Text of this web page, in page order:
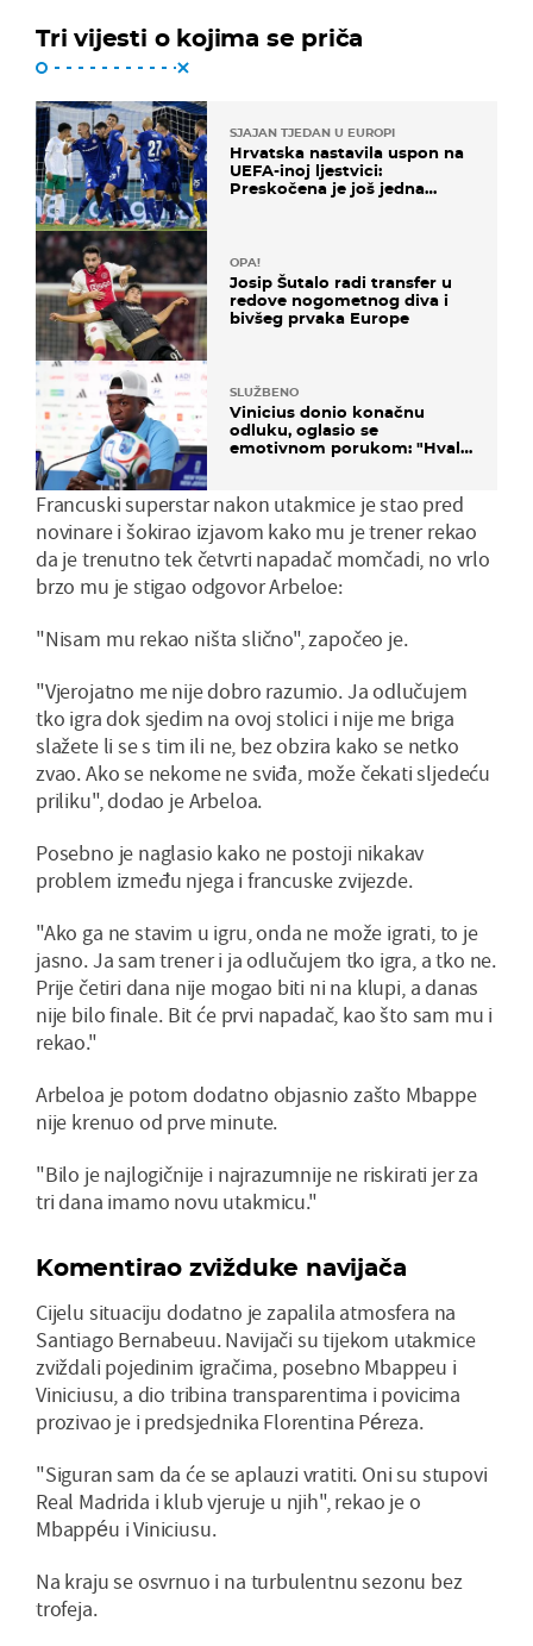
Tri vijesti o kojima se priča
SJAJAN TJEDAN U EUROPI
Hrvatska nastavila uspon na
UEFA-inoj ljestvici:
Preskočena je još jedna
OPA!
Josip Šutalo radi transfer u
redove nogometnog diva i
bivšeg prvaka Europe
SLUŽBENO
Vinicius donio konačnu
odluku, oglasio se
emotivnom porukom: "Hvala
Francuski superstar nakon utakmice je stao pred
novinare i šokirao izjavom kako mu je trener rekao
da je trenutno tek četvrti napadač momčadi, no vrlo
brzo mu je stigao odgovor Arbeloe:
"Nisam mu rekao ništa slično", započeo je.
"Vjerojatno me nije dobro razumio. Ja odlučujem
tko igra dok sjedim na ovoj stolici i nije me briga
slažete li se s tim ili ne, bez obzira kako se netko
zvao. Ako se nekome ne sviđa, može čekati sljedeću
priliku", dodao je Arbeloa.
Posebno je naglasio kako ne postoji nikakav
problem između njega i francuske zvijezde.
"Ako ga ne stavim u igru, onda ne može igrati, to je
jasno. Ja sam trener i ja odlučujem tko igra, a tko ne.
Prije četiri dana nije mogao biti ni na klupi, a danas
nije bilo finale. Bit će prvi napadač, kao što sam mu i
rekao."
Arbeloa je potom dodatno objasnio zašto Mbappe
nije krenuo od prve minute.
"Bilo je najlogičnije i najrazumnije ne riskirati jer za
tri dana imamo novu utakmicu."
Komentirao zvižduke navijača
Cijelu situaciju dodatno je zapalila atmosfera na
Santiago Bernabeuu. Navijači su tijekom utakmice
zviždali pojedinim igračima, posebno Mbappeu i
Viniciusu, a dio tribina transparentima i povicima
prozivao je i predsjednika Florentina Péreza.
"Siguran sam da će se aplauzi vratiti. Oni su stupovi
Real Madrida i klub vjeruje u njih", rekao je o
Mbappéu i Viniciusu.
Na kraju se osvrnuo i na turbulentnu sezonu bez
trofeja.